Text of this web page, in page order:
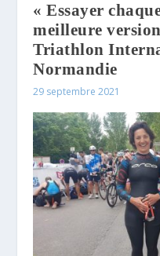
« Essayer
meilleure
Triathlon
Normandie
29 septembre 2021